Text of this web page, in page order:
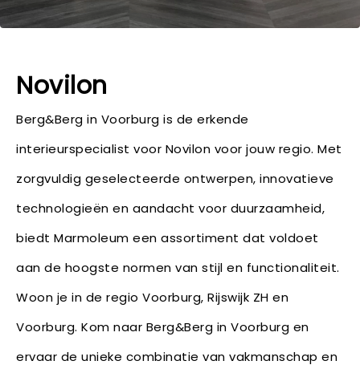
Novilon
Berg&Berg in Voorburg is de erkende
interieurspecialist voor Novilon voor jouw regio. Met
zorgvuldig geselecteerde ontwerpen, innovatieve
technologieën en aandacht voor duurzaamheid,
biedt Marmoleum een assortiment dat voldoet
aan de hoogste normen van stijl en functionaliteit.
Woon je in de regio Voorburg, Rijswijk ZH en
Voorburg. Kom naar Berg&Berg in Voorburg en
ervaar de unieke combinatie van vakmanschap en